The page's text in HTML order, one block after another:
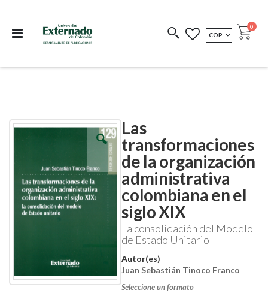
COEDICIONES REDIMIR CÓDIGO
MONEDA
COP Cart
0
Las
transformaciones
de la organización
administrativa
colombiana en el
siglo XIX
La consolidación del Modelo
de Estado Unitario
Autor(es)
Juan Sebastián Tinoco Franco
Seleccione un formato
Skip
images
gallery
Skip
images
gallery